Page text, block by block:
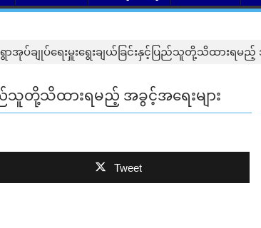
ာအုပ်ချုပ်ရေးမှူးရွေးချယ်ခြင်းနှင့်ပြည်သူတို့သိထားရမည့်
ည်သူတို့သိထားရမည့် အခွင့်အရေးများ
Tweet